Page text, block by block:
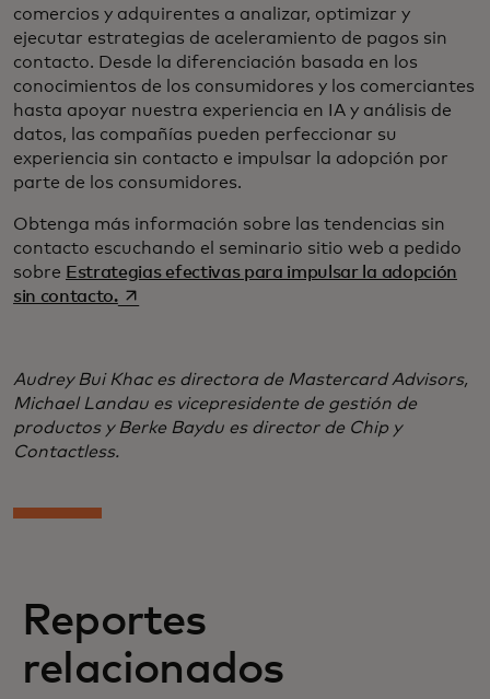
comercios y adquirentes a analizar, optimizar y
ejecutar estrategias de aceleramiento de pagos sin
contacto. Desde la diferenciación basada en los
conocimientos de los consumidores y los comerciantes
hasta apoyar nuestra experiencia en IA y análisis de
datos, las compañías pueden perfeccionar su
experiencia sin contacto e impulsar la adopción por
parte de los consumidores.
Obtenga más información sobre las tendencias sin
contacto escuchando el seminario sitio web a pedido
sobre Estrategias efectivas para impulsar la adopción
sin contacto.se abre en una pestaña nueva
Audrey Bui Khac es directora de Mastercard Advisors,
Michael Landau es vicepresidente de gestión de
productos y Berke Baydu es director de Chip y
Contactless.
Reportes
relacionados